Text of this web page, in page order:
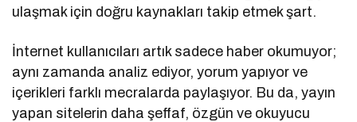
ulaşmak için doğru kaynakları takip etmek şart.
İnternet kullanıcıları artık sadece haber okumuyor;
aynı zamanda analiz ediyor, yorum yapıyor ve
içerikleri farklı mecralarda paylaşıyor. Bu da, yayın
yapan sitelerin daha şeffaf, özgün ve okuyucu